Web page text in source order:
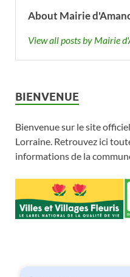
About Mairie
View all posts by Mairie
BIENVENUE
Bienvenue sur le site
Lorraine. Retrouvez ici
informations de la